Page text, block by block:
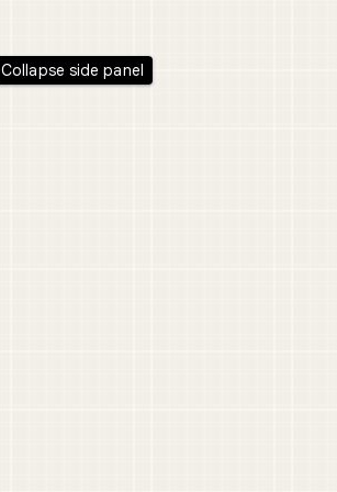
Collapse side panel